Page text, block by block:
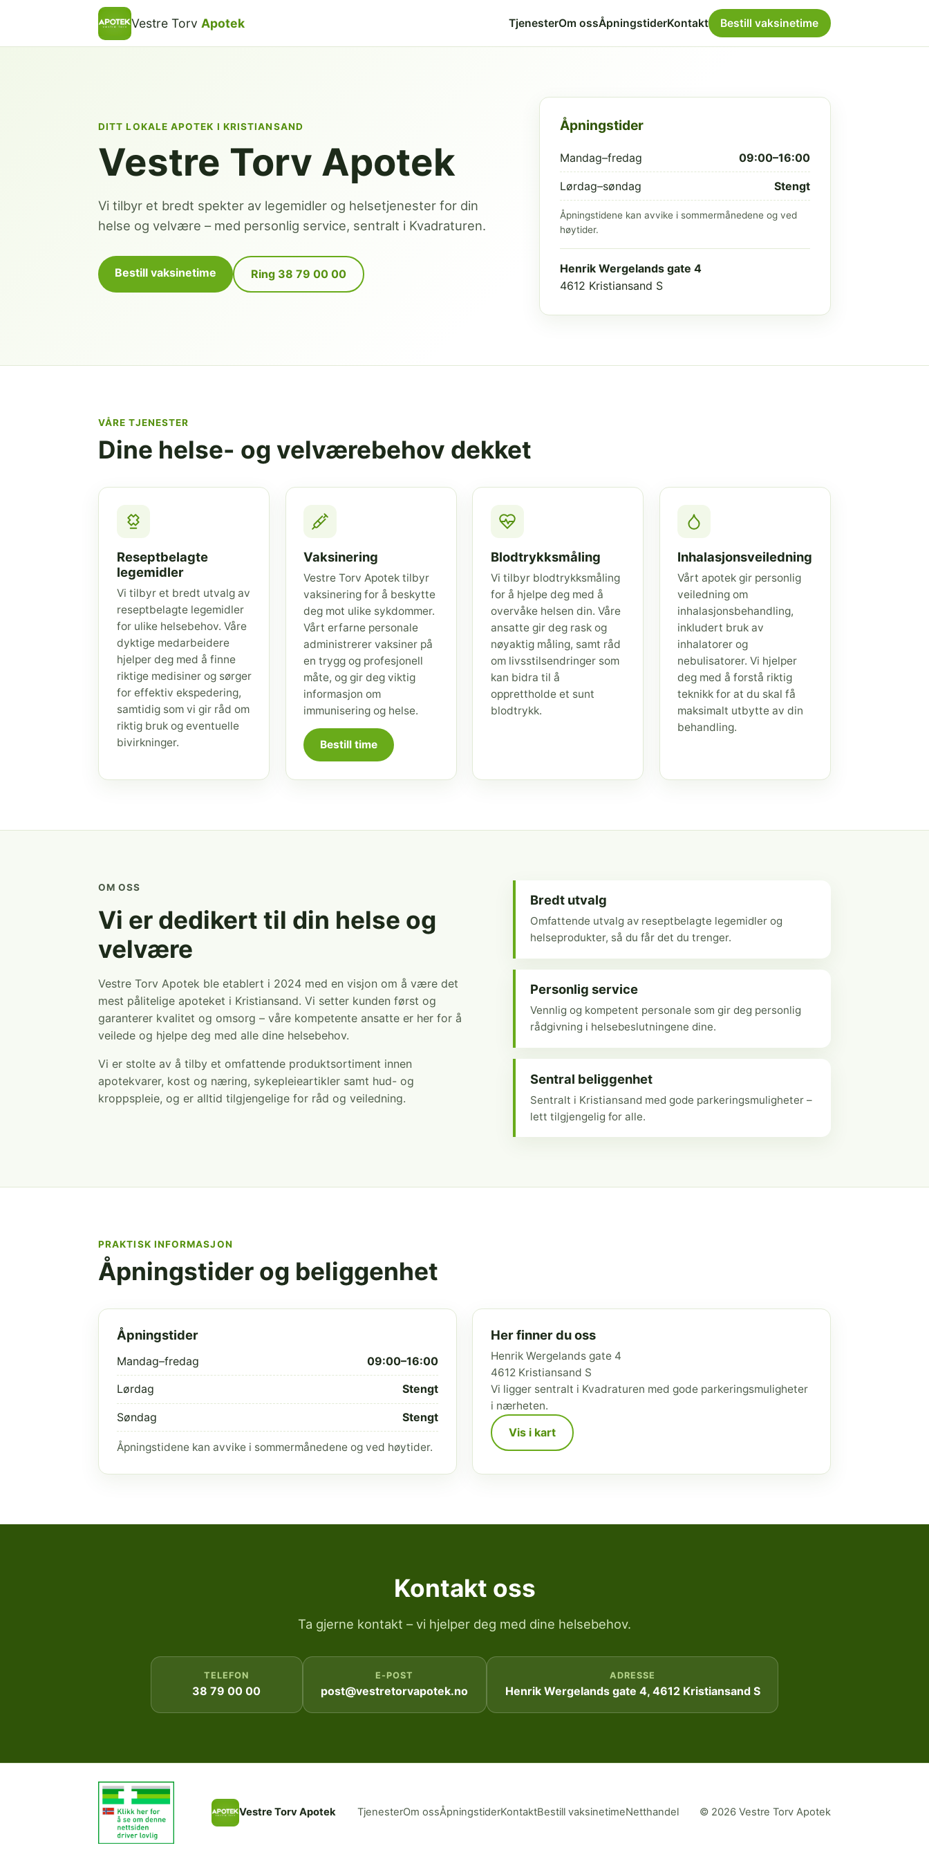
Vestre Torv Apotek TjenesterOm ossÅpningstiderKontakt Bestill vaksinetime
DITT LOKALE APOTEK I KRISTIANSAND
Vestre Torv Apotek
Vi tilbyr et bredt spekter av legemidler og helsetjenester for din
helse og velvære – med personlig service, sentralt i Kvadraturen.
Bestill vaksinetime Ring 38 79 00 00
Åpningstider
Mandag–fredag 09:00–16:00
Lørdag–søndag Stengt
Åpningstidene kan avvike i sommermånedene og ved
høytider.
Henrik Wergelands gate 4
4612 Kristiansand S
VÅRE TJENESTER
Dine helse- og velværebehov dekket
Reseptbelagte
legemidler
Vi tilbyr et bredt utvalg av
reseptbelagte legemidler
for ulike helsebehov. Våre
dyktige medarbeidere
hjelper deg med å finne
riktige medisiner og sørger
for effektiv ekspedering,
samtidig som vi gir råd om
riktig bruk og eventuelle
bivirkninger.
Vaksinering
Vestre Torv Apotek tilbyr
vaksinering for å beskytte
deg mot ulike sykdommer.
Vårt erfarne personale
administrerer vaksiner på
en trygg og profesjonell
måte, og gir deg viktig
informasjon om
immunisering og helse.
Bestill time
Blodtrykksmåling
Vi tilbyr blodtrykksmåling
for å hjelpe deg med å
overvåke helsen din. Våre
ansatte gir deg rask og
nøyaktig måling, samt råd
om livsstilsendringer som
kan bidra til å
opprettholde et sunt
blodtrykk.
Inhalasjonsveiledning
Vårt apotek gir personlig
veiledning om
inhalasjonsbehandling,
inkludert bruk av
inhalatorer og
nebulisatorer. Vi hjelper
deg med å forstå riktig
teknikk for at du skal få
maksimalt utbytte av din
behandling.
OM OSS
Vi er dedikert til din helse og
velvære
Vestre Torv Apotek ble etablert i 2024 med en visjon om å være det
mest pålitelige apoteket i Kristiansand. Vi setter kunden først og
garanterer kvalitet og omsorg – våre kompetente ansatte er her for å
veilede og hjelpe deg med alle dine helsebehov.
Vi er stolte av å tilby et omfattende produktsortiment innen
apotekvarer, kost og næring, sykepleieartikler samt hud- og
kroppspleie, og er alltid tilgjengelige for råd og veiledning.
Bredt utvalg
Omfattende utvalg av reseptbelagte legemidler og
helseprodukter, så du får det du trenger.
Personlig service
Vennlig og kompetent personale som gir deg personlig
rådgivning i helsebeslutningene dine.
Sentral beliggenhet
Sentralt i Kristiansand med gode parkeringsmuligheter –
lett tilgjengelig for alle.
PRAKTISK INFORMASJON
Åpningstider og beliggenhet
Åpningstider
Mandag–fredag 09:00–16:00
Lørdag Stengt
Søndag Stengt
Åpningstidene kan avvike i sommermånedene og ved høytider.
Her finner du oss
Henrik Wergelands gate 4
4612 Kristiansand S
Vi ligger sentralt i Kvadraturen med gode parkeringsmuligheter
i nærheten.
Vis i kart
Kontakt oss
Ta gjerne kontakt – vi hjelper deg med dine helsebehov.
TELEFON
38 79 00 00
E-POST
post@vestretorvapotek.no
ADRESSE
Henrik Wergelands gate 4, 4612 Kristiansand S
Vestre Torv Apotek TjenesterOm ossÅpningstiderKontaktBestill vaksinetimeNetthandel © 2026 Vestre Torv Apotek